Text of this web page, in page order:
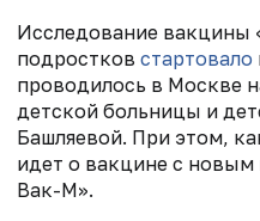
Исследование вакцины
подростков стартовало
проводилось в Москве
детской больницы и
Башляевой. При этом,
идет о вакцине с
Вак-М».